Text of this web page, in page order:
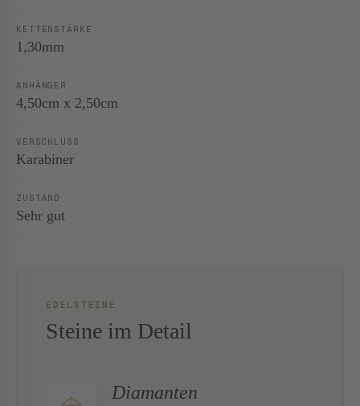
KETTENSTÄRKE
1,30mm
ANHÄNGER
4,50cm x 2,50cm
VERSCHLUSS
Karabiner
ZUSTAND
Sehr gut
EDELSTEINE
Steine im Detail
Diamanten